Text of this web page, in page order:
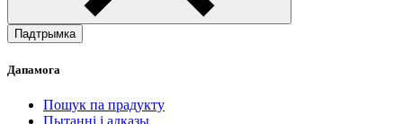
Падтрымка
Дапамога
Пошук па прадукту
Пытанні і адказы